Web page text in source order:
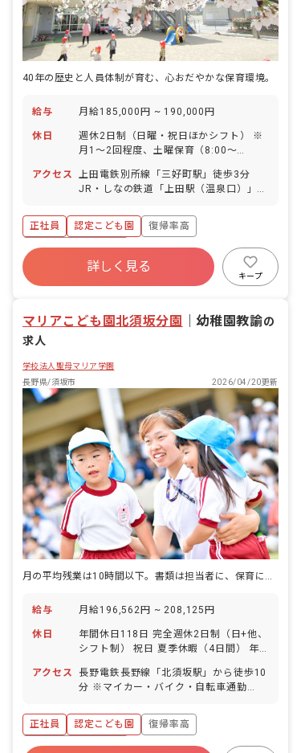
40年の歴史と人員体制が育む、心おだやかな保育環境。
給与 月給185,000円 ~ 190,000円
休日
週休2日制（日曜・祝日ほかシフト） ※
月1～2回程度、土曜保育（8:00～
り 有給休暇（法定通り付与／半日単位で
取得可） 産前産後・育児休暇（取得率
護・看護休暇 慶弔休暇
アクセス
上田電鉄別所線「三好町駅」徒歩3分
JR・しなの鉄道「上田駅（温泉口）」徒
勤OK（駐輪場・駐車場無料）
正社員 認定こども園
復帰率高
ボーナス・賞与あり
寮・住宅・家賃補助あり
社会保険完備
産休育休制度
詳しく見る
キープ
マリアこども園北須坂分園 ｜幼稚園教諭の
求人
学校法人聖母マリア学園
長野県/須坂市
2026/04/20更新
月の平均残業は10時間以下。書類は担当者に、保育に専念できる園。
給与 月給196,562円 ~ 208,125円
休日
年間休日118日 完全週休2日制（日+他、
シフト制） 祝日 夏季休暇（4日間） 年
日単位取得可能） 慶弔休暇 産前産後・
育児休暇（取得率100％！復帰実績も多
アクセス
長野電鉄長野線「北須坂駅」から徒歩10
分 ※マイカー・バイク・自転車通勤
住宅街の中の静かな場所にあります。 ・
園から徒歩5分圏内にコンビニもあり、
お散歩コースも充実！利便性と保育環
正社員 認定こども園
復帰率高
ボーナス・賞与あり